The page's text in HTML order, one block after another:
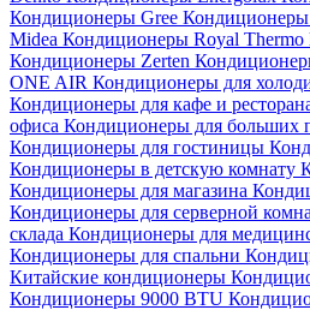
Кондиционеры Gree
Midea Кондиционеры Royal Thermo
Кондиционеры Zerten
ONE AIR Кондиционеры для
Кондиционеры для кафе и
офиса Кондиционеры для больших
Кондиционеры для гостиницы
Кондиционеры в детскую комнату
Кондиционеры для магазина
Кондиционеры для серверной
склада Кондиционеры для
Кондиционеры для спальни
Китайские кондиционеры
Кондиционеры 9000 BTU